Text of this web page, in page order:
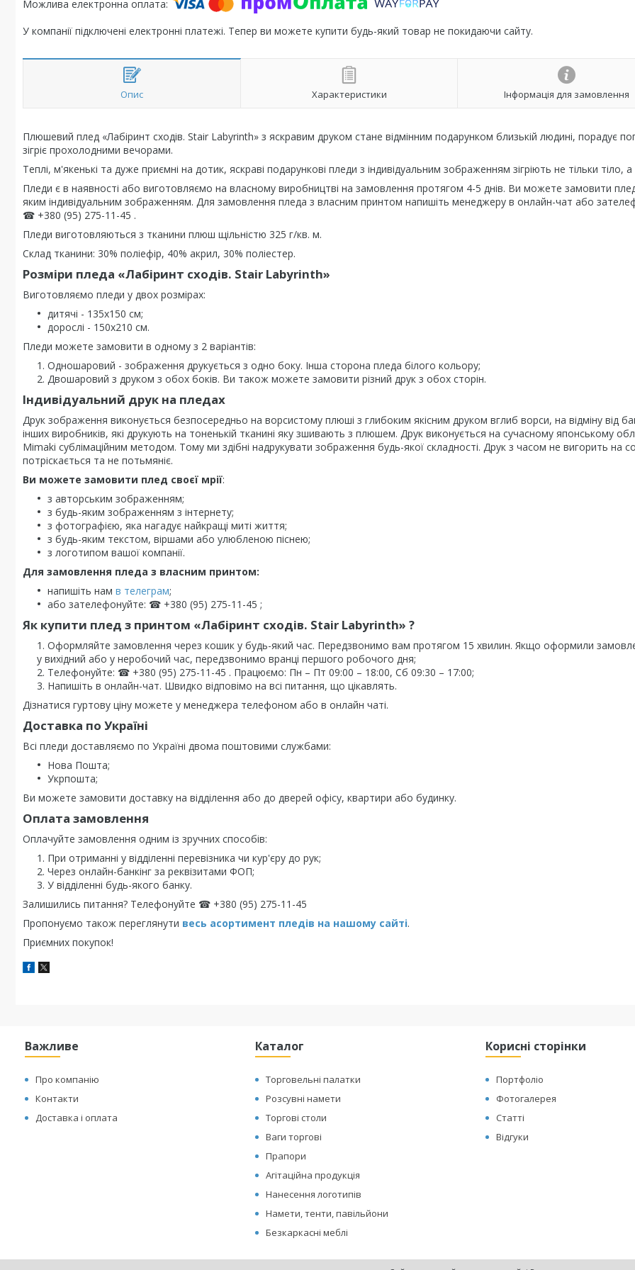
У компанії підключені електронні платежі. Тепер ви можете купити будь-який товар не покидаючи сайту.
Опис Характеристики Інформація для замовлення
Плюшевий плед «Лабіринт сходів. Stair Labyrinth» з яскравим друком стане відмінним подарунком близькій людині, порадує
зігріє прохолодними вечорами.
Теплі, м'якенькі та дуже приємні на дотик, яскраві подарункові пледи з індивідуальним зображенням зігріють не тільки тіло, а
Пледи є в наявності або виготовляємо на власному виробництві на замовлення протягом 4-5 днів. Ви можете замовити
яким індивідуальним зображенням. Для замовлення пледа з власним принтом напишіть менеджеру в онлайн-чат або
☎ +380 (95) 275-11-45 .
Пледи виготовляються з тканини плюш щільністю 325 г/кв. м.
Склад тканини: 30% поліефір, 40% акрил, 30% поліестер.
Розміри пледа «Лабіринт сходів. Stair Labyrinth»
Виготовляємо пледи у двох розмірах:
дитячі - 135х150 см;
дорослі - 150х210 см.
Пледи можете замовити в одному з 2 варіантів:
Одношаровий - зображення друкується з одно боку. Інша сторона пледа білого кольору;
Двошаровий з друком з обох боків. Ви також можете замовити різний друк з обох сторін.
Індивідуальний друк на пледах
Друк зображення виконується безпосередньо на ворсистому плюші з глибоким якісним друком вглиб ворси, на відміну від
інших виробників, які друкують на тоненькій тканині яку зшивають з плюшем. Друк виконується на сучасному японському
Mimaki сублімаційним методом. Тому ми здібні надрукувати зображення будь-якої складності. Друк з часом не вигорить на
потріскається та не потьмяніє.
Ви можете замовити плед своєї мрії:
з авторським зображенням;
з будь-яким зображенням з інтернету;
з фотографією, яка нагадує найкращі миті життя;
з будь-яким текстом, віршами або улюбленою піснею;
з логотипом вашої компанії.
Для замовлення пледа з власним принтом:
напишіть нам в телеграм;
або зателефонуйте: ☎ +380 (95) 275-11-45 ;
Як купити плед з принтом «Лабіринт сходів. Stair Labyrinth» ?
Оформляйте замовлення через кошик у будь-який час. Передзвонимо вам протягом 15 хвилин. Якщо оформили
у вихідний або у неробочий час, передзвонимо вранці першого робочого дня;
Телефонуйте: ☎ +380 (95) 275-11-45 . Працюємо: Пн – Пт 09:00 – 18:00, Сб 09:30 – 17:00;
Напишіть в онлайн-чат. Швидко відповімо на всі питання, що цікавлять.
Дізнатися гуртову ціну можете у менеджера телефоном або в онлайн чаті.
Доставка по Україні
Всі пледи доставляємо по Україні двома поштовими службами:
Нова Пошта;
Укрпошта;
Ви можете замовити доставку на відділення або до дверей офісу, квартири або будинку.
Оплата замовлення
Оплачуйте замовлення одним із зручних способів:
При отриманні у відділенні перевізника чи кур'єру до рук;
Через онлайн-банкінг за реквізитами ФОП;
У відділенні будь-якого банку.
Залишились питання? Телефонуйте ☎ +380 (95) 275-11-45
Пропонуємо також переглянути весь асортимент пледів на нашому сайті.
Приємних покупок!
Важливе
Про компанію
Контакти
Доставка і оплата
Каталог
Торговельні палатки
Розсувні намети
Торгові столи
Ваги торгові
Прапори
Агітаційна продукція
Нанесення логотипів
Намети, тенти, павільйони
Безкаркасні меблі
Корисні сторінки
Портфоліо
Фотогалерея
Статті
Відгуки